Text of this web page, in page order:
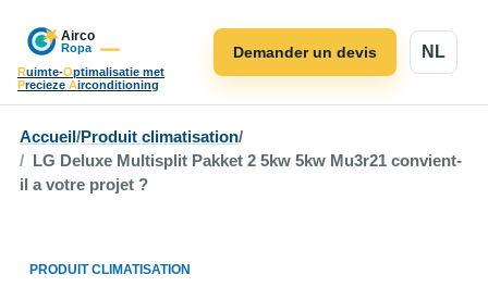
Ruimte-Optimalisatie met
Precieze Airconditioning
NL
Demander un devis
Accueil /Produit climatisation/
LG Deluxe Multisplit Pakket 2 5kw 5kw Mu3r21 convient-
il a votre projet ?
PRODUIT CLIMATISATION